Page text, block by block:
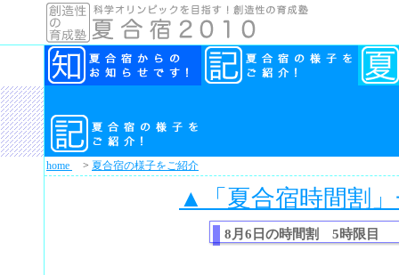
home > 夏合宿の様子をご紹介
▲「夏合宿時間割
8月6日の時間割 5時限目